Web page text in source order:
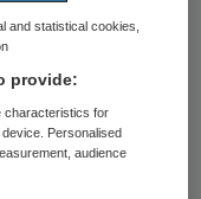
aanpakt. De
de man
voor mensen
staat
met
and statistical cookies,
provide:
characteristics for
Personalised
audience